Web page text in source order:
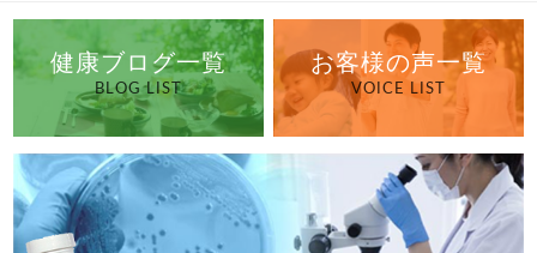
健康ブログ一覧
BLOG LIST
お客様の声一覧
VOICE LIST